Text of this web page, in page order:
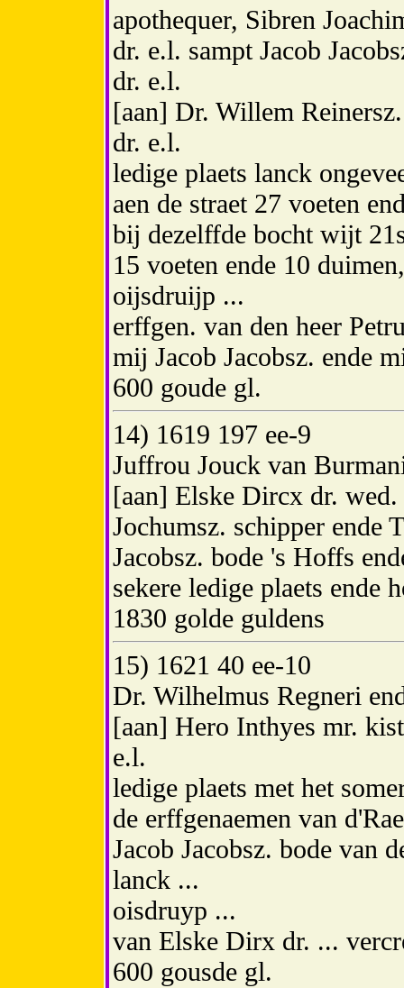
apothequer, Sibren
dr. e.l. sampt Jacob
dr. e.l.
[aan] Dr. Willem
dr. e.l.
ledige plaets lanck
aen de straet 27 voeten
bij dezelffde bocht wijt
15 voeten ende 10
oijsdruijp ...
erffgen. van den heer
mij Jacob Jacobsz. ende
600 goude gl.
14) 1619 197 ee-9
Juffrou Jouck van
[aan] Elske Dircx dr.
Jochumsz. schipper ende
Jacobsz. bode 's Hoffs
sekere ledige plaets ende
1830 golde guldens
15) 1621 40 ee-10
Dr. Wilhelmus Regneri
[aan] Hero Inthyes mr.
e.l.
ledige plaets met het
de erffgenaemen van
Jacob Jacobsz. bode van
lanck ...
oisdruyp ...
van Elske Dirx dr. ...
600 gousde gl.